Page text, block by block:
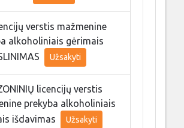
verstis mažmenine
alkoholiniais gėrimais
Užsakyti
licencijų verstis
prekyba alkoholiniais
išdavimas
Užsakyti